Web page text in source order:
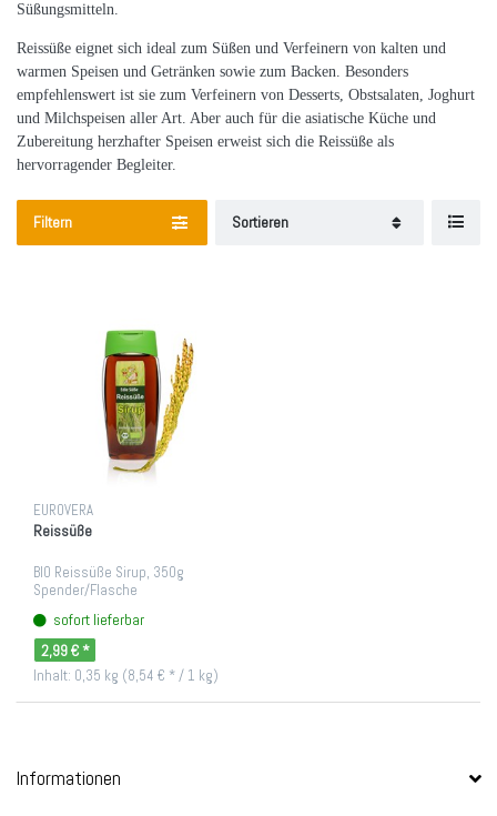
Süßungsmitteln.
Reissüße eignet sich ideal zum Süßen und Verfeinern von kalten und
warmen Speisen und Getränken sowie zum Backen. Besonders
empfehlenswert ist sie zum Verfeinern von Desserts, Obstsalaten, Joghurt
und Milchspeisen aller Art. Aber auch für die asiatische Küche und
Zubereitung herzhafter Speisen erweist sich die Reissüße als
hervorragender Begleiter.
Filtern Sortieren
EUROVERA
Reissüße
BIO Reissüße Sirup, 350g
Spender/Flasche
sofort lieferbar
2,99 € *
Inhalt: 0,35 kg (8,54 € * / 1 kg)
Informationen